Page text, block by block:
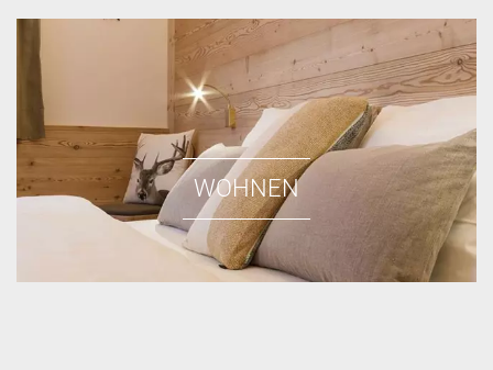
WOHNEN